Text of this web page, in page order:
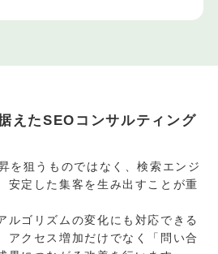
えたSEOコンサルティング
を狙うものではなく、検索エンジ
安定した集客を生み出すことが重
ルゴリズムの変化にも対応できる
アクセス増加だけでなく「問い合